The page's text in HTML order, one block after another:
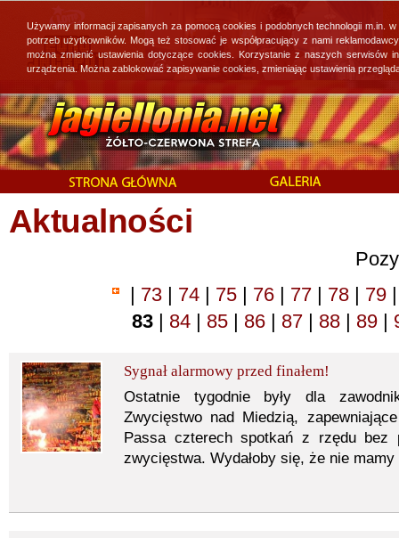
Aktualności
| 73 | 74 | 75 | 76 | 77 | 78 | 79 |
83 | 84 | 85 | 86 | 87 | 88 | 89 |
Sygnał alarmowy przed finałem!
Ostatnie tygodnie były dla
Zwycięstwo nad Miedzią,
Passa czterech spotkań z rzędu
zwycięstwa. Wydałoby się, że nie
Używamy informacji zapisanych za pomocą cookies i podobnych technologii
potrzeb użytkowników. Mogą też stosować je współpracujący z nami
można zmienić ustawienia dotyczące cookies. Korzystanie z naszych
urządzenia. Można zablokować zapisywanie cookies, zmieniając ustawienia